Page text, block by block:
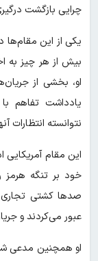
چرایی بازگشت
یکی از این
بیش از هر چیز به
او، بخشی از
یادداشت تفاهم با
نتوانسته انتظارات
این مقام آمریکایی
خود بر تنگه
صدها کشتی
عبور می‌کردند و
او همچنین مدعی